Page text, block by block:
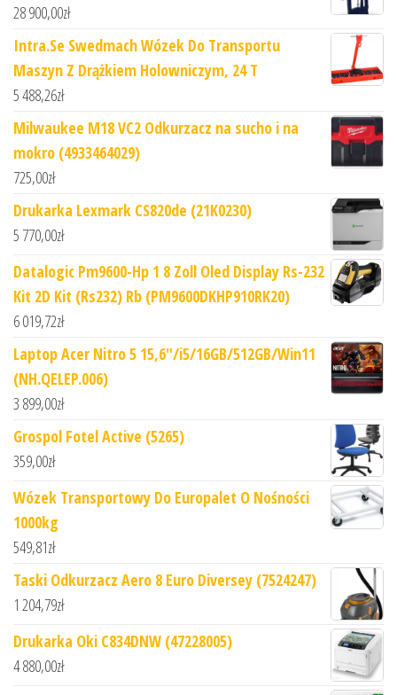
28 900,00zł
Intra.Se Swedmach Wózek Do Transportu
Maszyn Z Drążkiem Holowniczym, 24 T
5 488,26zł
Milwaukee M18 VC2 Odkurzacz na sucho i na
mokro (4933464029)
725,00zł
Drukarka Lexmark CS820de (21K0230)
5 770,00zł
Datalogic Pm9600-Hp 1 8 Zoll Oled Display Rs-232
Kit 2D Kit (Rs232) Rb (PM9600DKHP910RK20)
6 019,72zł
Laptop Acer Nitro 5 15,6"/i5/16GB/512GB/Win11
(NH.QELEP.006)
3 899,00zł
Grospol Fotel Active (5265)
359,00zł
Wózek Transportowy Do Europalet O Nośności
1000kg
549,81zł
Taski Odkurzacz Aero 8 Euro Diversey (7524247)
1 204,79zł
Drukarka Oki C834DNW (47228005)
4 880,00zł